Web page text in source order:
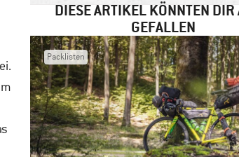
DIESE ARTIKEL KÖNNTEN DIR
GEFALLEN
Packlisten